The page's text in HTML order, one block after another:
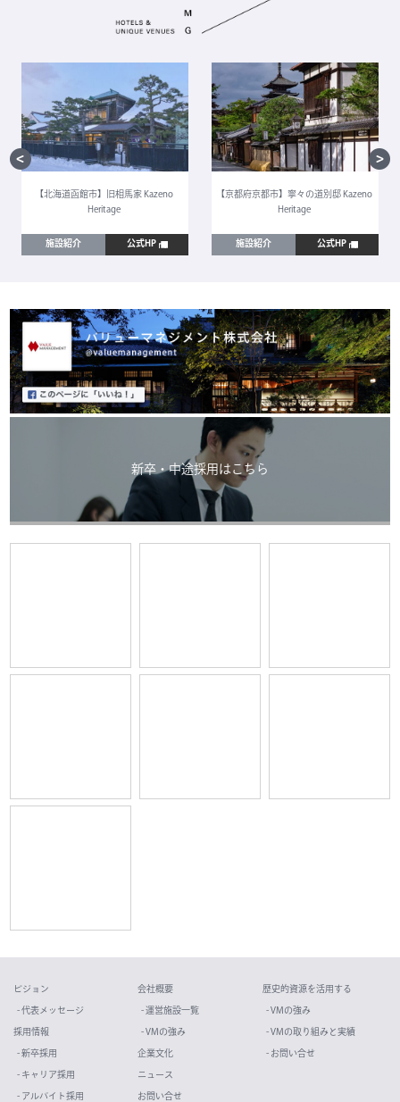
【北海道函館市】旧相馬家 Kazeno
Heritage
施設紹介 公式HP
【京都府京都市】寧々の道別邸 Kazeno
Heritage
施設紹介 公式HP
新卒・中途採用はこちら
ビジョン
- 代表メッセージ
採用情報
- 新卒採用
- キャリア採用
- アルバイト採用
会社概要
- 運営施設一覧
- VMの強み
企業文化
ニュース
お問い合せ
歴史的資源を活用する
- VMの強み
- VMの取り組みと実績
- お問い合せ